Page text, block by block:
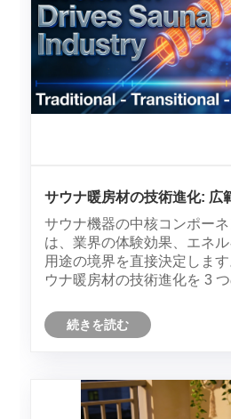
サウナ暖房材の技術進化: 広
テリジェントな健康への業界
サウナ機器の中核コンポー
は、業界の体験効果、エネル
用途の境界を直接決定しま
ウナ暖房材の技術進化を 3
線、石英管) は産業の基礎を
ネルギー消費や不均一な加熱
モジュール設計と効率的な
ナリオの拡大を促進しまし
続きを読む